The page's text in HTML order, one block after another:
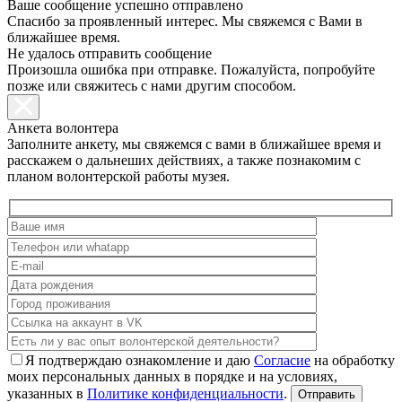
Ваше сообщение успешно отправлено
Спасибо за проявленный интерес. Мы свяжемся с Вами в
ближайшее время.
Не удалось отправить сообщение
Произошла ошибка при отправке. Пожалуйста, попробуйте
позже или свяжитесь с нами другим способом.
Анкета волонтера
Заполните анкету, мы свяжемся с вами в ближайшее время и
расскажем о дальнеших действиях, а также познакомим с
планом волонтерской работы музея.
Я подтверждаю ознакомление и даю Согласие на обработку
моих персональных данных в порядке и на условиях,
указанных в Политике конфиденциальности.